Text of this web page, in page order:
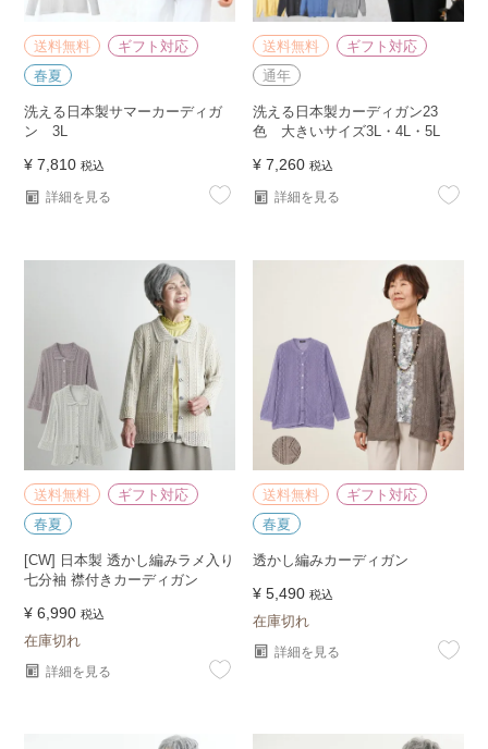
送料無料
ギフト対応
春夏
洗える日本製サマーカーディガ
ン 3L
¥ 7,810 税込
詳細を見る
送料無料
ギフト対応
通年
洗える日本製カーディガン23
色 大きいサイズ3L・4L・5L
¥ 7,260 税込
詳細を見る
送料無料
ギフト対応
春夏
[CW] 日本製 透かし編みラメ入り
七分袖 襟付きカーディガン
¥ 6,990 税込
在庫切れ
詳細を見る
送料無料
ギフト対応
春夏
透かし編みカーディガン
¥ 5,490 税込
在庫切れ
詳細を見る